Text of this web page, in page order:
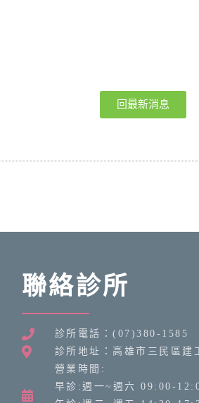
回最新消息
聯絡診所
診所電話：(07)380-1585
診所地址：高雄市三民區建
營業時間:
早診:週一~週六 09:00-